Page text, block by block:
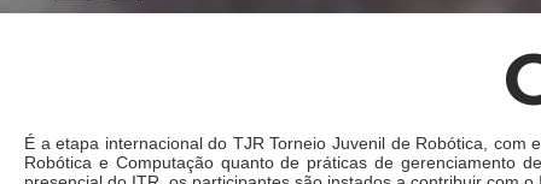
É a etapa internacional do TJR Torneio Juvenil de Robótica,
Robótica e Computação quanto de práticas de gerenciamento